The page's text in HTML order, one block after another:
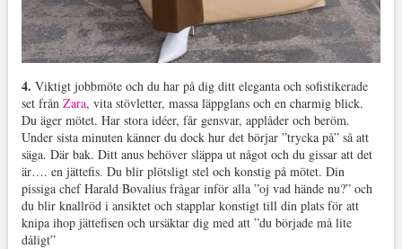
4. Viktigt jobbmöte och du har på dig ditt eleganta och sofistikerade
set från Zara, vita stövletter, massa läppglans och en charmig blick.
Du äger mötet. Har stora idéer, får gensvar, applåder och beröm.
Under sista minuten känner du dock hur det börjar ”trycka på” så att
säga. Där bak. Ditt anus behöver släppa ut något och du gissar att det
är…. en jättefis. Du blir plötsligt stel och konstig på mötet. Din
pissiga chef Harald Bovalius frågar inför alla ”oj vad hände nu?” och
du blir knallröd i ansiktet och stapplar konstigt till din plats för att
knipa ihop jättefisen och ursäktar dig med att ”du började må lite
dåligt”